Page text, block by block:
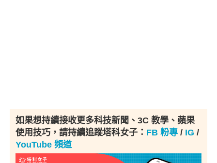
如果想持續接收更多科技新聞、3C 教學、蘋果
使用技巧，請持續追蹤塔科女子： FB 粉專 / IG /
YouTube 頻道